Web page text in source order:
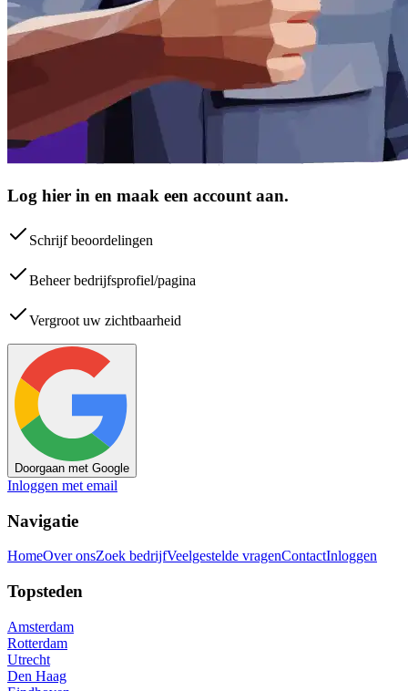
Log hier in en maak een account aan.
Schrijf beoordelingen
Beheer bedrijfsprofiel/pagina
Vergroot uw zichtbaarheid
Doorgaan met Google
Inloggen met email
Navigatie
HomeOver onsZoek bedrijfVeelgestelde vragenContactInloggen
Topsteden
Amsterdam
Rotterdam
Utrecht
Den Haag